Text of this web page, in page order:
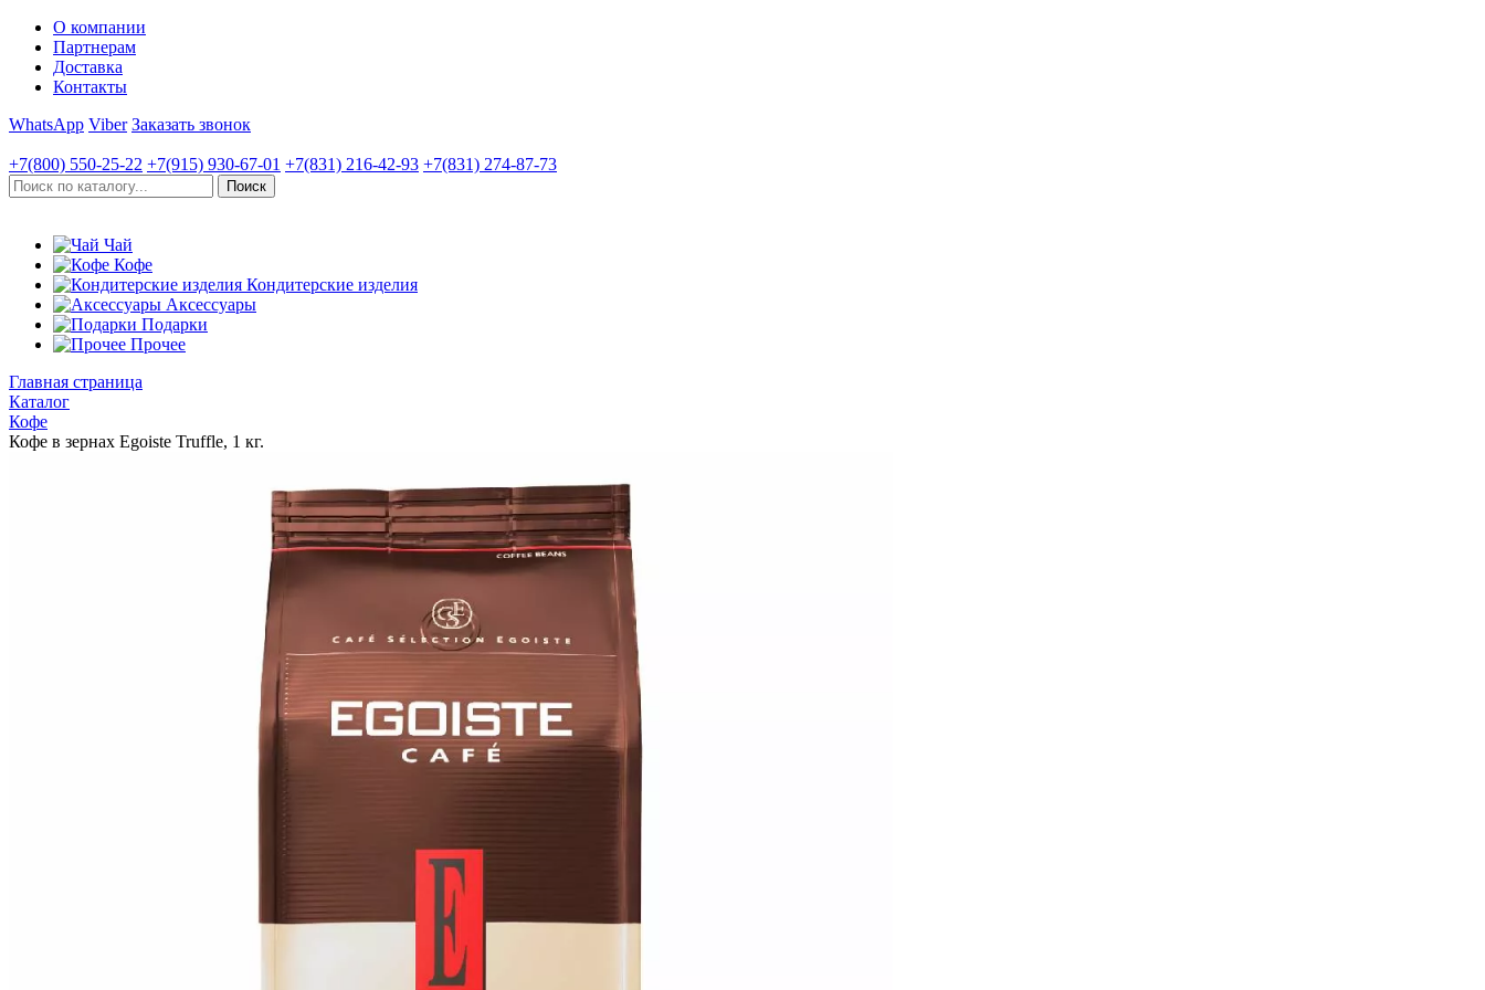
О компании
Партнерам
Доставка
Контакты
WhatsApp Viber Заказать звонок
+7(800) 550-25-22 +7(915) 930-67-01 +7(831) 216-42-93 +7(831) 274-87-73
Чай
Кофе
Кондитерские изделия
Аксессуары
Подарки
Прочее
Главная страница
Каталог
Кофе
Кофе в зернах Egoiste Truffle, 1 кг.